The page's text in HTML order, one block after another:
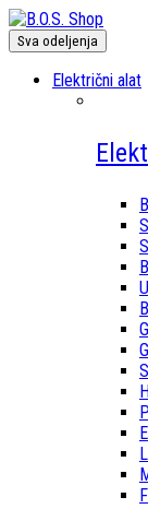
Sva odeljenja
Električni alat